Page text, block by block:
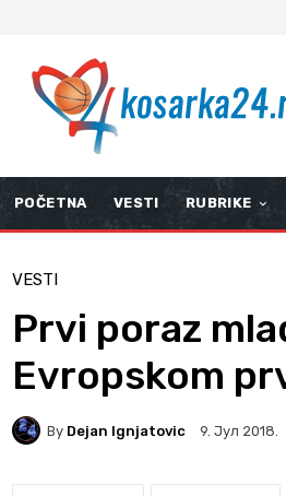
POČETNA VESTI RUBRIKE
VESTI
Prvi poraz
Evropskom
By Dejan Ignjatovic 9. Јул 2018.